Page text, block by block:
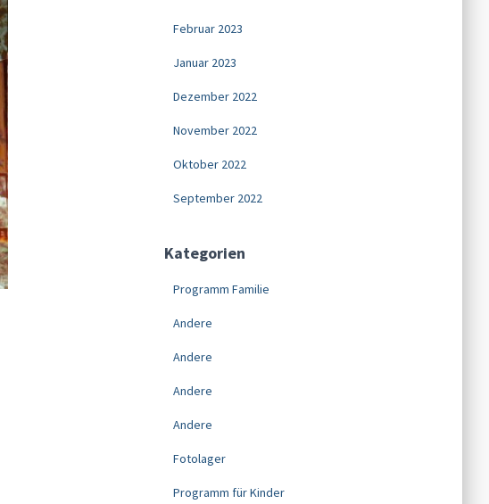
Februar 2023
Januar 2023
Dezember 2022
November 2022
Oktober 2022
September 2022
Kategorien
Programm Familie
Andere
Andere
Andere
Andere
Fotolager
Programm für Kinder